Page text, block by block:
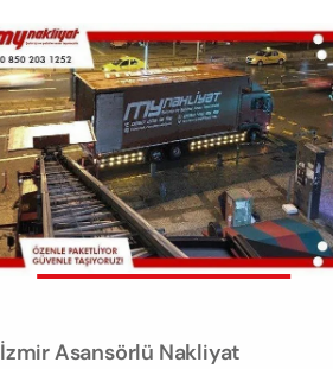
İzmir Asansörlü Nakliyat